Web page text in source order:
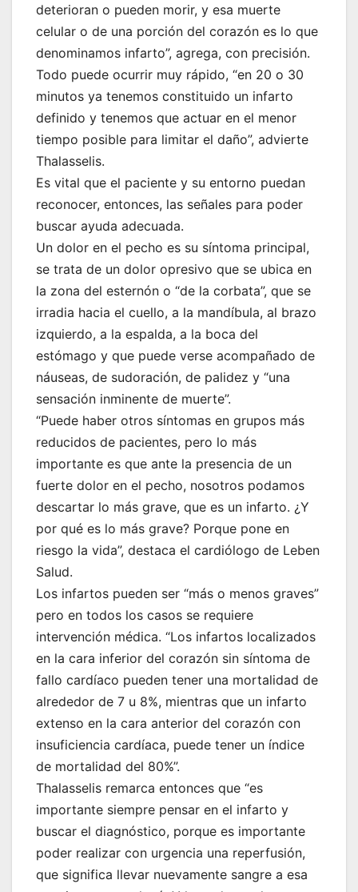
deterioran o pueden morir, y esa muerte
celular o de una porción del corazón es lo que
denominamos infarto”, agrega, con precisión.
Todo puede ocurrir muy rápido, “en 20 o 30
minutos ya tenemos constituido un infarto
definido y tenemos que actuar en el menor
tiempo posible para limitar el daño”, advierte
Thalasselis.
Es vital que el paciente y su entorno puedan
reconocer, entonces, las señales para poder
buscar ayuda adecuada.
Un dolor en el pecho es su síntoma principal,
se trata de un dolor opresivo que se ubica en
la zona del esternón o “de la corbata”, que se
irradia hacia el cuello, a la mandíbula, al brazo
izquierdo, a la espalda, a la boca del
estómago y que puede verse acompañado de
náuseas, de sudoración, de palidez y “una
sensación inminente de muerte”.
“Puede haber otros síntomas en grupos más
reducidos de pacientes, pero lo más
importante es que ante la presencia de un
fuerte dolor en el pecho, nosotros podamos
descartar lo más grave, que es un infarto. ¿Y
por qué es lo más grave? Porque pone en
riesgo la vida”, destaca el cardiólogo de Leben
Salud.
Los infartos pueden ser “más o menos graves”
pero en todos los casos se requiere
intervención médica. “Los infartos localizados
en la cara inferior del corazón sin síntoma de
fallo cardíaco pueden tener una mortalidad de
alrededor de 7 u 8%, mientras que un infarto
extenso en la cara anterior del corazón con
insuficiencia cardíaca, puede tener un índice
de mortalidad del 80%”.
Thalasselis remarca entonces que “es
importante siempre pensar en el infarto y
buscar el diagnóstico, porque es importante
poder realizar con urgencia una reperfusión,
que significa llevar nuevamente sangre a esa